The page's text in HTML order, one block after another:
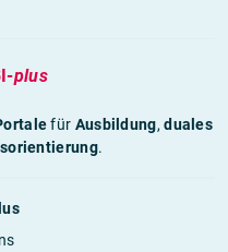
plus
für Ausbildung,duales
.